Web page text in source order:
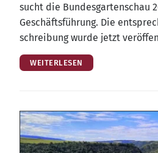
sucht die Bun­des­gar­ten­schau
Geschäfts­füh­rung. Die
schrei­bung wur­de jetzt
WEITERLESEN